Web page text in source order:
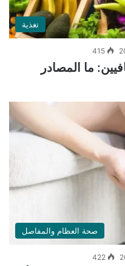
تغذية
415
ما المصادر
صحة العظام والمفاصل
422